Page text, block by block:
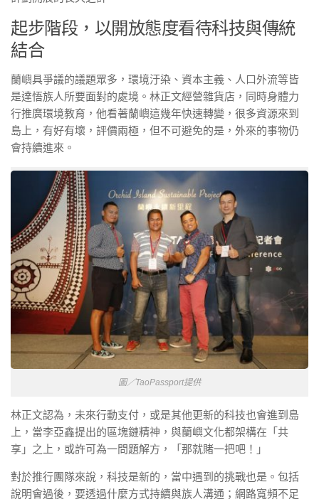
起步階段，以開放態度看待科技與傳統
結合
蘭嶼具爭議的議題眾多，環境汙染、資本主義、人口外流等皆
是達悟族人所要面對的處境。林正文經營雜貨店，同時身體力
行推廣環境教育，他看著蘭嶼這幾年快速轉變，很多資源來到
島上，有好有壞，評價兩極，但不可避免的是，外來的事物仍
會持續進來。
圖／TaoPassport提供
林正文認為，未來行動支付，或是其他更新的科技也會進到島
上，當李亞鑫提出的區塊鏈精神，與蘭嶼文化都架構在「共
享」之上，或許可為一問題解方，「那就賭一把吧！」
對於推行團隊來說，科技是新的，當中遇到的挑戰也是。包括
說明會過後，要透過什麼方式持續與族人溝通；網路寬頻不足